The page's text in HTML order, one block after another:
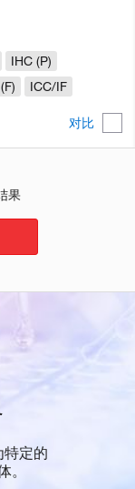
对比
IHC (P)
ICC/IF
果
定的
。